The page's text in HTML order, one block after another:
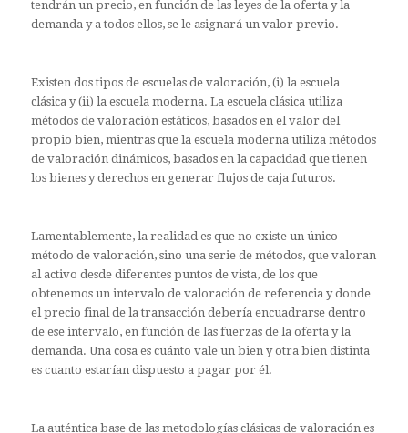
tendrán un precio, en función de las leyes de la oferta y la
demanda y a todos ellos, se le asignará un valor previo.
Existen dos tipos de escuelas de valoración, (i) la escuela
clásica y (ii) la escuela moderna. La escuela clásica utiliza
métodos de valoración estáticos, basados en el valor del
propio bien, mientras que la escuela moderna utiliza métodos
de valoración dinámicos, basados en la capacidad que tienen
los bienes y derechos en generar flujos de caja futuros.
Lamentablemente, la realidad es que no existe un único
método de valoración, sino una serie de métodos, que valoran
al activo desde diferentes puntos de vista, de los que
obtenemos un intervalo de valoración de referencia y donde
el precio final de la transacción debería encuadrarse dentro
de ese intervalo, en función de las fuerzas de la oferta y la
demanda. Una cosa es cuánto vale un bien y otra bien distinta
es cuanto estarían dispuesto a pagar por él.
La auténtica base de las metodologías clásicas de valoración es